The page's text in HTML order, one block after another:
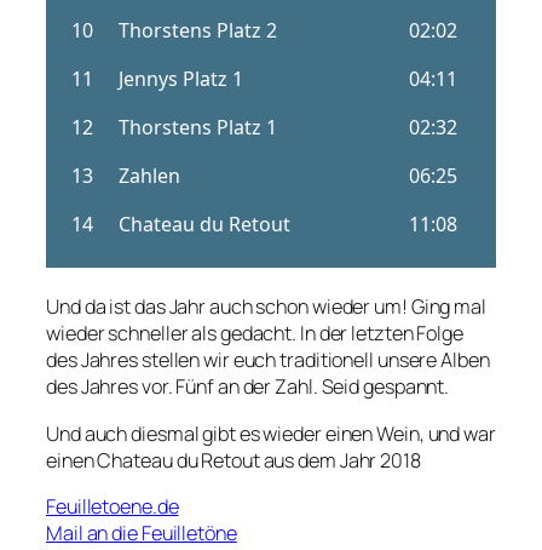
Und da ist das Jahr auch schon wieder um! Ging mal
wieder schneller als gedacht. In der letzten Folge
des Jahres stellen wir euch traditionell unsere Alben
des Jahres vor. Fünf an der Zahl. Seid gespannt.
Und auch diesmal gibt es wieder einen Wein, und war
einen Chateau du Retout aus dem Jahr 2018
Feuilletoene.de
Mail an die Feuilletöne